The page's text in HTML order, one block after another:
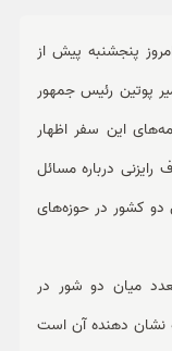
پنجشنبه پیش از
پوتین رئیس جمهور
این سفر اظهار
درباره مسائل
کشور در حوزه‌های
میان دو شور در
نشان دهنده آن است